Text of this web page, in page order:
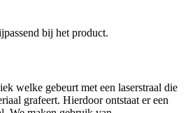
bij het product.
welke gebeurt met een laserstraal die
grafeert. Hierdoor ontstaat er een